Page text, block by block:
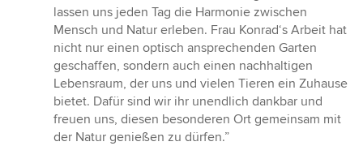
lassen uns jeden Tag die Harmonie zwischen
Mensch und Natur erleben. Frau Konrad‘s Arbeit hat
nicht nur einen optisch ansprechenden Garten
geschaffen, sondern auch einen nachhaltigen
Lebensraum, der uns und vielen Tieren ein Zuhause
bietet. Dafür sind wir ihr unendlich dankbar und
freuen uns, diesen besonderen Ort gemeinsam mit
der Natur genießen zu dürfen.”